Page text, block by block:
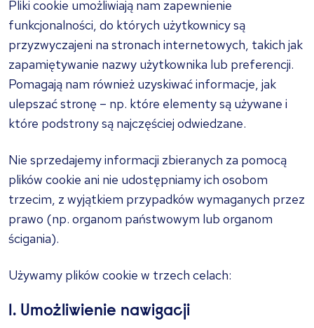
Pliki cookie umożliwiają nam zapewnienie
funkcjonalności, do których użytkownicy są
przyzwyczajeni na stronach internetowych, takich jak
zapamiętywanie nazwy użytkownika lub preferencji.
Pomagają nam również uzyskiwać informacje, jak
ulepszać stronę – np. które elementy są używane i
które podstrony są najczęściej odwiedzane.
Nie sprzedajemy informacji zbieranych za pomocą
plików cookie ani nie udostępniamy ich osobom
trzecim, z wyjątkiem przypadków wymaganych przez
prawo (np. organom państwowym lub organom
ścigania).
Używamy plików cookie w trzech celach:
1. Umożliwienie nawigacji